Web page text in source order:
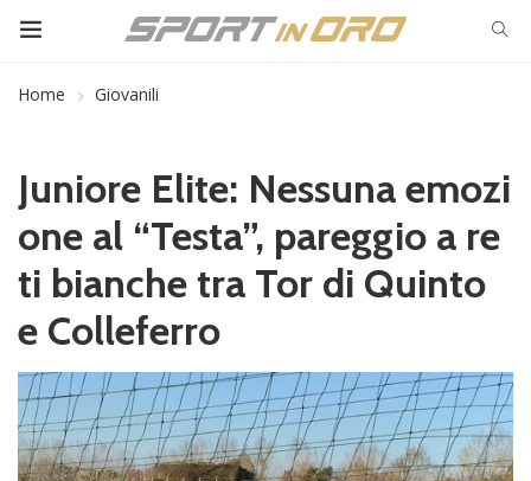
Home Giovanili
Juniore Elite: Nessuna emozi
one al “Testa”, pareggio a re
ti bianche tra Tor di Quinto
e Colleferro